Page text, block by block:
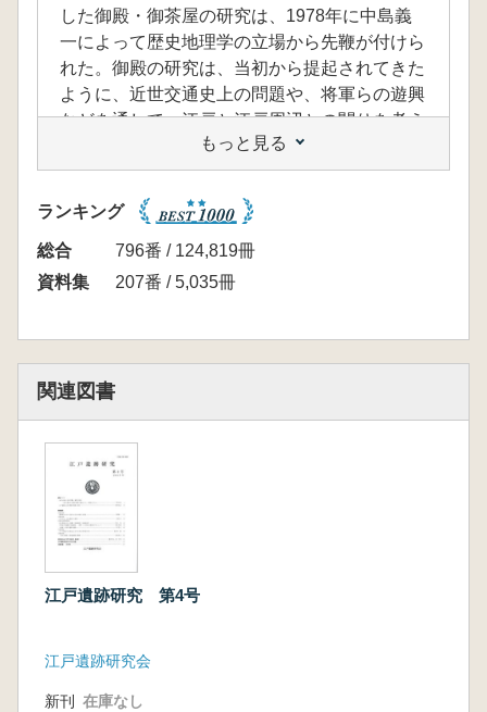
した御殿・御茶屋の研究は、1978年に中島義
一によって歴史地理学の立場から先鞭が付けら
れた。御殿の研究は、当初から提起されてきた
ように、近世交通史上の問題や、将軍らの遊興
などを通して、江戸と江戸周辺との関りを考え
るうえで重要である。しかしながら、その後個
別の調査研究が各地で行われてきたものの、全
体を視座に入れての研究は低調のまま推移して
きた。近年、御殿関係遺跡の発掘調査例が散見
されるようになり、それに伴って、考古学関係
誌での特集や地域的なシンポジウムの開催な
を受けたり、隠滅したりしていることも少なく
ないと思われる。そこで今回、現時点で得られ
て、今後の研究の基礎を再構築するとともに、
御殿関係遺跡の保存・活用を促す機運を高める
一助としたい。
【目 次】
平野明夫「初期の徳川家と御殿」
谷口 榮「青戸御殿」
進藤 武「近江の徳川御殿 永原御殿」
もっと見る
ランキング
総合
796番 / 124,819冊
資料集
207番 / 5,035冊
関連図書
江戸遺跡研究 第4号
江戸遺跡研究会
新刊 在庫なし